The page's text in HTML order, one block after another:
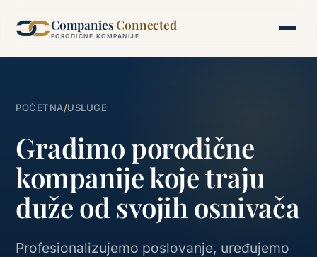
CompaniesConnected
PORODIČNE KOMPANIJE
POČETNA/USLUGE
Gradimo porodične
kompanije koje traju
duže od svojih osnivača
Profesionalizujemo poslovanje, uređujemo